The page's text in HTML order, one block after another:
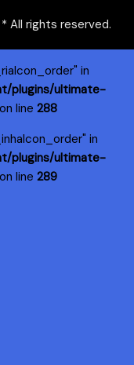
All rights reserved.
in
plugins/ultimate-
on line 288
in
plugins/ultimate-
on line 289